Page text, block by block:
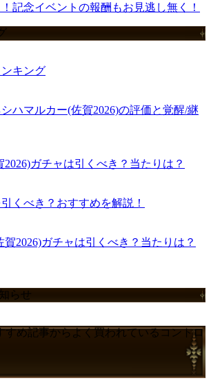
記念イベントの報酬もお見逃し無く！
キング
ハマルカー(佐賀2026)の評価と覚醒/継
2026)ガチャは引くべき？当たりは？
くべき？おすすめを解説！
賀2026)ガチャは引くべき？当たりは？
らせ
すめ記事からよく買われているコントロ